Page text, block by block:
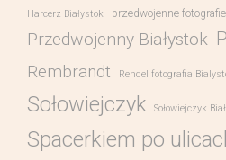
Harcerz Białystok przedwojenne
Przedwojenny Białystok
Rembrandt Rendel fotografia
Sołowiejczyk Sołowiejczyk
Spacerkiem po